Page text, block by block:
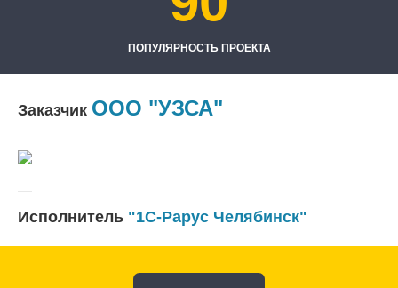
ПОПУЛЯРНОСТЬ ПРОЕКТА
Заказчик ООО "УЗСА"
Исполнитель "1С-Рарус Челябинск"